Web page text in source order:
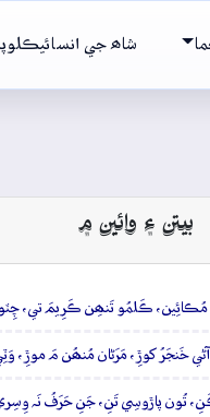
شاھ جي
بيتن ۽ وائين ۾
ڪَلمُو تَنھِن ڪَرِيمَ تي، چِٽو
کوڙِ، مَرَڻان مُنھُن مَ موڙِ،
ڪَنِ، تُون پاڙوسِي تَنِ، جَنِ حَرَفُ نَہ